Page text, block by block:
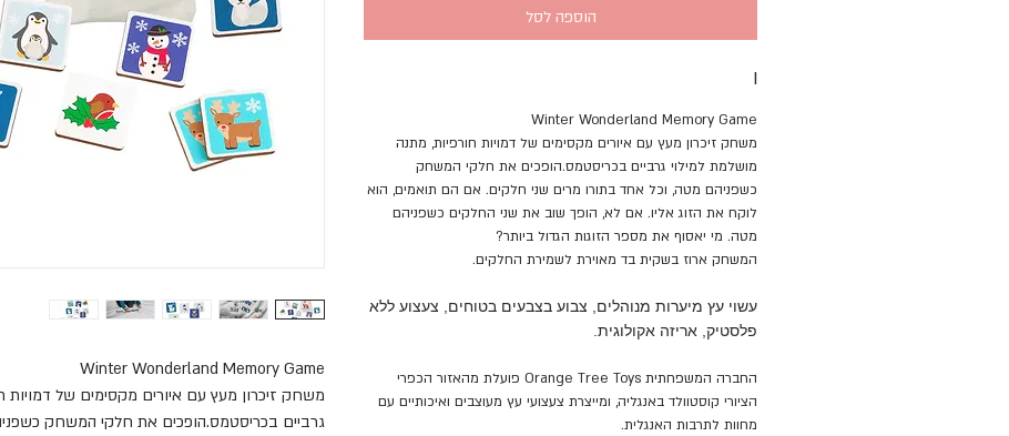
Winter Wonderland Memory Game
משחק זיכרון מעץ עם איורים מקסימים של דמויות
גרביים בכריסטמס.הופכים את חלקי המשחק
הוספה לסל
I
Winter Wonderland Memory Game
משחק זיכרון מעץ עם איורים מקסימים של דמויות חורפיות, מתנה
מושלמת למילוי גרביים בכריסטמס.הופכים את חלקי המשחק
כשפניהם מטה, וכל אחד בתורו מרים שני חלקים. אם הם תואמים, הוא
לוקח את הזוג אליו. אם לא, הופך שוב את שני החלקים כשפניהם
מטה. מי יאסוף את מספר הזוגות הגדול ביותר?
המשחק ארוז בשקית בד מאוירת לשמירת החלקים.
עשוי עץ מיערות מנוהלים, צבוע בצבעים בטוחים, צעצוע ללא
פלסטיק, אריזה אקולוגית.
החברה המשפחתית Orange Tree Toys פועלת מהאזור הכפרי
הציורי קוסטוולד באנגליה, ומייצרת צעצועי עץ מעוצבים ואיכותיים עם
מחוות לתרבות האנגלית.